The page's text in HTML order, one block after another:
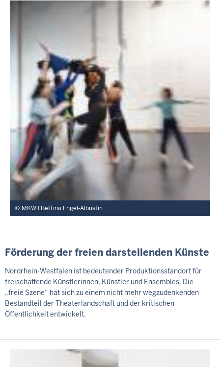
MKW I Bettina Engel-Albustin
Förderung der freien darstellenden Künste
Nordrhein-Westfalen ist bedeutender Produktionsstandort für
freischaffende Künstlerinnen, Künstler und Ensembles. Die
„freie Szene“ hat sich zu einem nicht mehr wegzudenkenden
Bestandteil der Theaterlandschaft und der kritischen
Öffentlichkeit entwickelt.